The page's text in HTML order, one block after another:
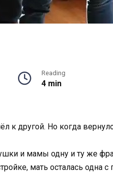
Reading
4 min
к другой. Но когда
и мамы одну и ту же
мать осталась